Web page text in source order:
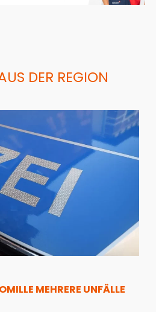
DER REGION
MEHRERE UNFÄLLE